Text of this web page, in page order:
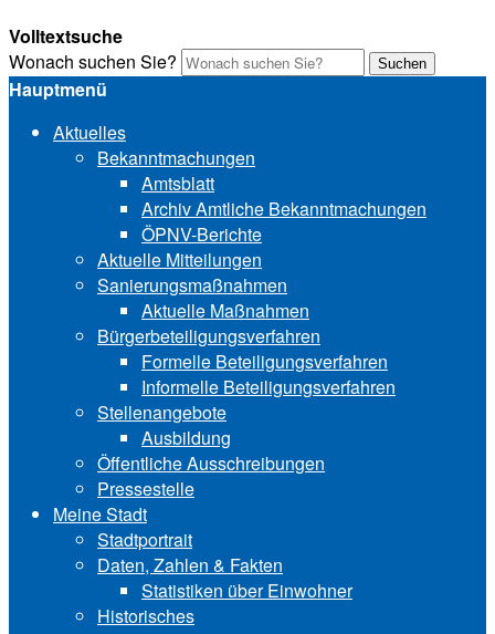
Volltextsuche
Wonach suchen Sie?
Suchen
Hauptmenü
Aktuelles
Bekanntmachungen
Amtsblatt
Archiv Amtliche Bekanntmachungen
ÖPNV-Berichte
Aktuelle Mitteilungen
Sa‍ni‍erungs‍maß‍nah‍men
Aktuelle Maßnahmen
Bürgerbeteiligungsverfahren
Formelle Beteiligungsverfahren
Informelle Beteiligungsverfahren
Stellenangebote
Ausbildung
Öffentliche Ausschreibungen
Pressestelle
Meine Stadt
Stadtportrait
Daten, Zahlen & Fakten
Statistiken über Ein‍woh‍ner
Historisches